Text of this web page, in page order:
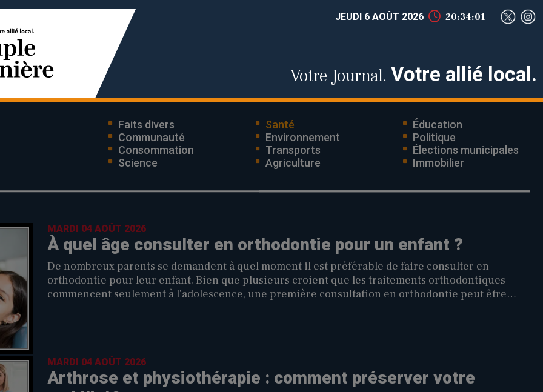
JEUDI 6 AOÛT 2026 20:34:02
Votre Journal. Votre allié local.
Faits divers Santé
Éducation
Communauté
Environnement
Politique
Consommation
Transports
Élections municipales
Science
Agriculture Immobilier
MARDI 04 AOÛT 2026
À quel âge consulter en orthodontie pour un enfant ?
De nombreux parents se demandent à quel moment il est préférable de faire consulter en
orthodontie pour leur enfant. Bien que plusieurs croient que les traitements orthodontiques
commencent seulement à l’adolescence, une première consultation en orthodontie peut être
MARDI 04 AOÛT 2026
Arthrose et physiothérapie : comment préserver votre